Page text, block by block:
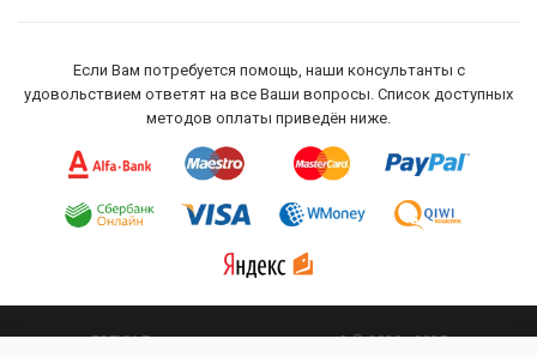
Если Вам потребуется помощь, наши консультанты с
удовольствием ответят на все Ваши вопросы. Список доступных
методов оплаты приведён ниже.
ESEXY. Гипермаркет удовольствий © 2020 - 2025